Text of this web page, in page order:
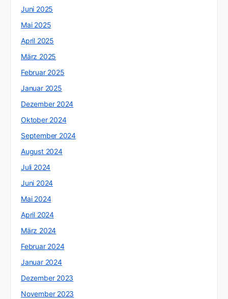
Juni 2025
Mai 2025
April 2025
März 2025
Februar 2025
Januar 2025
Dezember 2024
Oktober 2024
September 2024
August 2024
Juli 2024
Juni 2024
Mai 2024
April 2024
März 2024
Februar 2024
Januar 2024
Dezember 2023
November 2023